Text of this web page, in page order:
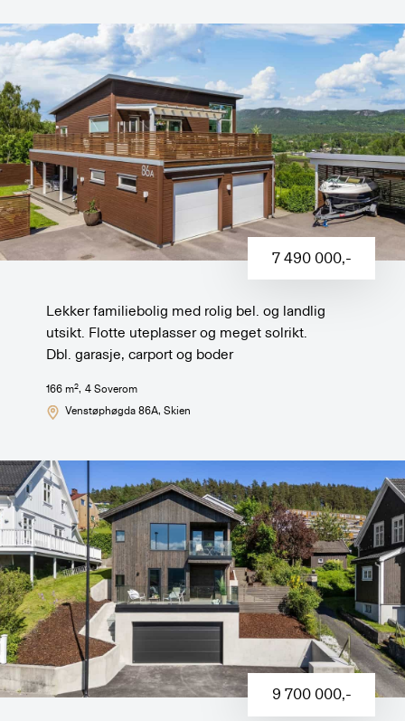
7 490 000,-
Lekker familiebolig med rolig bel. og landlig
utsikt. Flotte uteplasser og meget solrikt.
Dbl. garasje, carport og boder
166 m2, 4Soverom
Venstøphøgda 86A, Skien
9 700 000,-